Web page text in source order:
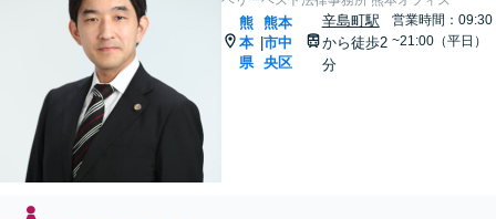
熊
本
県
熊本
市中
央区
辛島町駅
から徒歩2
分
営業時間：09:30
~21:00（平日）